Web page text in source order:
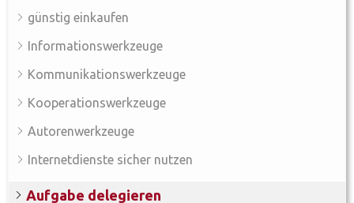
günstig einkaufen
Informationswerkzeuge
Kommunikationswerkzeuge
Kooperationswerkzeuge
Autorenwerkzeuge
Internetdienste sicher nutzen
Aufgabe delegieren